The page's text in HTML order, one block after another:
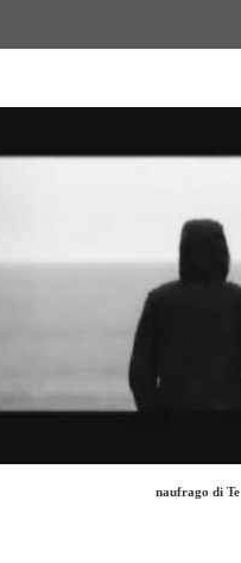
naufrago di Te